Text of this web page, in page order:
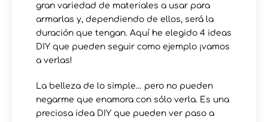
gran variedad de materiales a usar para
armarlas y, dependiendo de ellos, será la
duración que tengan. Aquí he elegido 4 ideas
DIY que pueden seguir como ejemplo ¡vamos
a verlas!
La belleza de lo simple… pero no pueden
negarme que enamora con sólo verla. Es una
preciosa idea DIY que pueden ver paso a